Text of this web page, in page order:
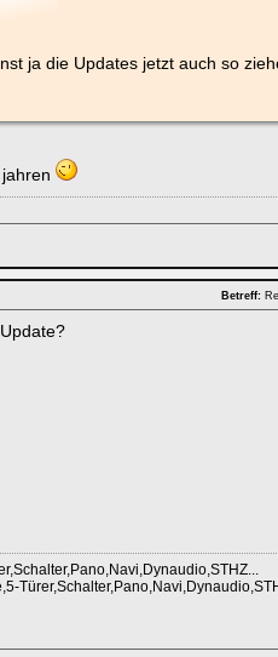
ja die Updates jetzt auch so
Betreff: